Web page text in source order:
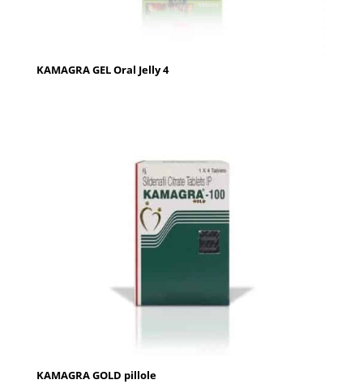
KAMAGRA GEL Oral Jelly 4
KAMAGRA GOLD pillole